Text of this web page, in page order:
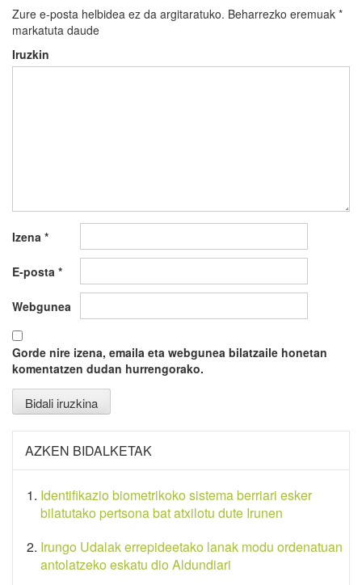
Zure e-posta helbidea ez da argitaratuko. Beharrezko eremuak *
markatuta daude
Iruzkin
Izena *
E-posta *
Webgunea
Gorde nire izena, emaila eta webgunea bilatzaile honetan
komentatzen dudan hurrengorako.
AZKEN BIDALKETAK
Identifikazio biometrikoko sistema berriari esker
bilatutako pertsona bat atxilotu dute Irunen
Irungo Udalak errepideetako lanak modu ordenatuan
antolatzeko eskatu dio Aldundiari